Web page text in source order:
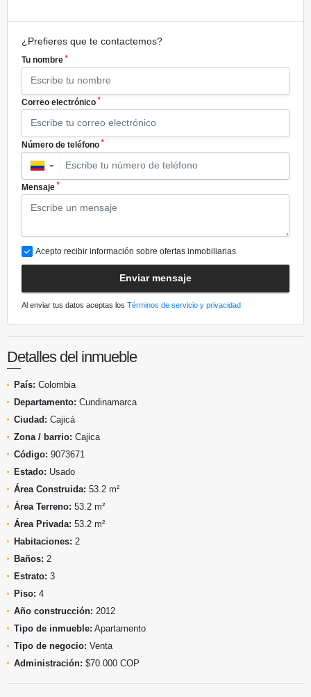
¿Prefieres que te contactemos?
Tu nombre *
Correo electrónico *
Número de teléfono *
▼
Mensaje *
Acepto recibir información sobre ofertas inmobiliarias
Enviar mensaje
Al enviar tus datos aceptas los Términos de servicio y privacidad
Detalles del inmueble
País: Colombia
Departamento: Cundinamarca
Ciudad: Cajicá
Zona / barrio: Cajica
Código: 9073671
Estado: Usado
Área Construida: 53.2 m²
Área Terreno: 53.2 m²
Área Privada: 53.2 m²
Habitaciones: 2
Baños: 2
Estrato: 3
Piso: 4
Año construcción: 2012
Tipo de inmueble: Apartamento
Tipo de negocio: Venta
Administración: $70.000 COP